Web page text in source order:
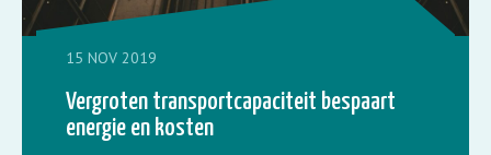
15 NOV 2019
Vergroten transportcapaciteit bespaart
energie en kosten